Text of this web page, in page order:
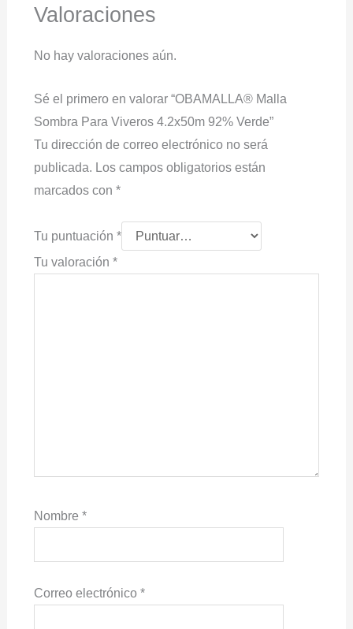
Valoraciones
No hay valoraciones aún.
Sé el primero en valorar “OBAMALLA® Malla
Sombra Para Viveros 4.2x50m 92% Verde”
Tu dirección de correo electrónico no será
publicada. Los campos obligatorios están
marcados con *
Tu puntuación *
Tu valoración *
Nombre *
Correo electrónico *